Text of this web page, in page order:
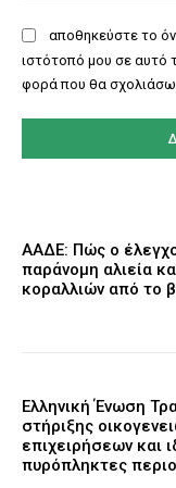
αποθηκεύστε το
ιστότοπό μου σε αυτό
φορά που θα
ΑΑΔΕ: Πώς ο
παράνομη αλιεία
κοραλλιών από το
Ελληνική Ένωση
στήριξης
επιχειρήσεων και
πυρόπληκτες